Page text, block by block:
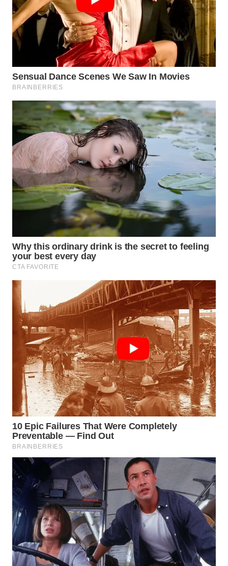
SUMEDANG
WN
CIANJUR
WN
KEPULAUAN
WN
TANGERANG
WN
BINJAI
WN
CIREBON
WN
INDRAMAYU
WN
MAJALENGKA
WN
SUBANG
WN
SUKABUMI
WN
PURWAKARTA
WN
PRIANGAN
TIMUR
WN
SEMARANG
WN
SOLO